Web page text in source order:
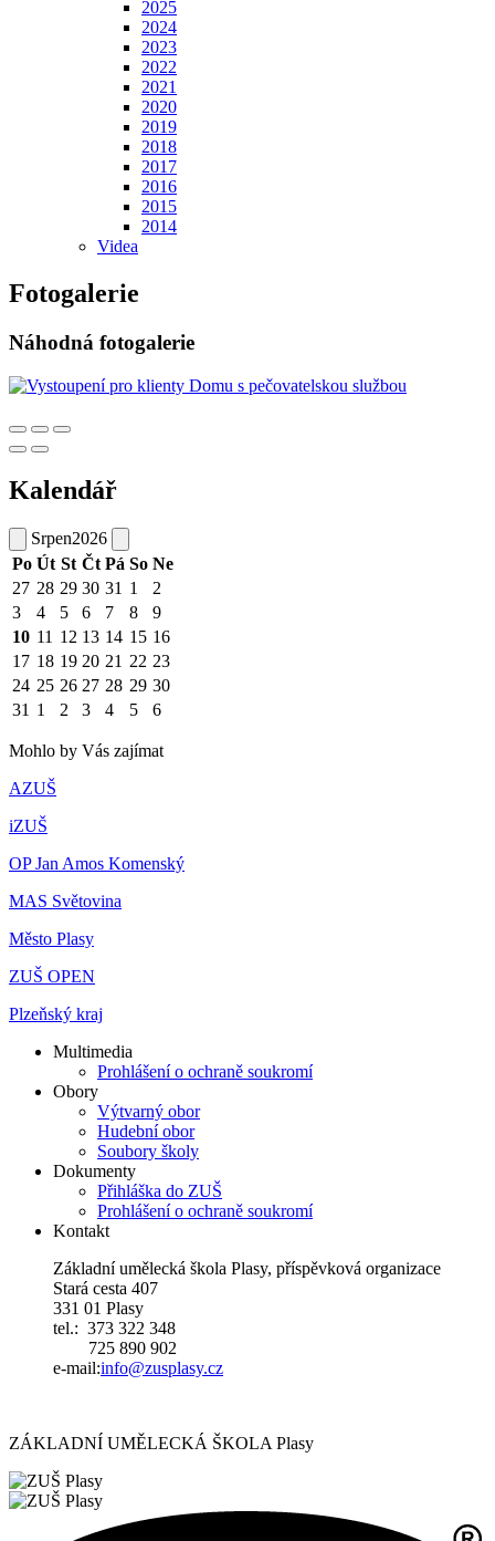
2025
2024
2023
2022
2021
2020
2019
2018
2017
2016
2015
2014
Videa
Fotogalerie
Náhodná fotogalerie
Kalendář
Srpen2026
Po Út St Čt Pá So Ne
27 28 29 30 31 1
2
3
4 5 6 7 8
9
10 11 12 13 14 15 16
17 18 19 20 21 22 23
24 25 26 27 28 29 30
31 1 2 3 4 5 6
Mohlo by Vás zajímat
AZUŠ
iZUŠ
OP Jan Amos Komenský
MAS Světovina
Město Plasy
ZUŠ OPEN
Plzeňský kraj
Multimedia
Prohlášení o ochraně soukromí
Obory
Výtvarný obor
Hudební obor
Soubory školy
Dokumenty
Přihláška do ZUŠ
Prohlášení o ochraně soukromí
Kontakt
Základní umělecká škola Plasy, příspěvková organizace
Stará cesta 407
331 01 Plasy
tel.: 373 322 348
725 890 902
e-mail:info@zusplasy.cz
ZÁKLADNÍ UMĚLECKÁ ŠKOLA Plasy